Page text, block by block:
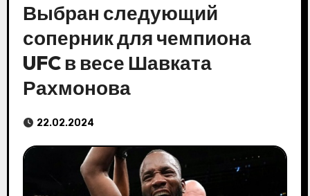
Выбран следующий
соперник для чемпиона
UFC в весе Шавката
Рахмонова
22.02.2024